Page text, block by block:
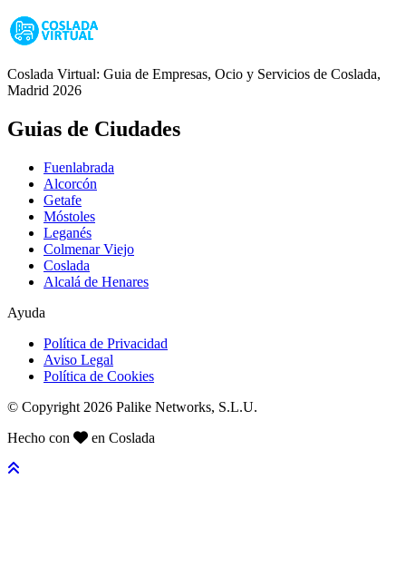
Coslada Virtual: Guia de Empresas, Ocio y Servicios de Coslada,
Madrid 2026
Guias de Ciudades
Fuenlabrada
Alcorcón
Getafe
Móstoles
Leganés
Colmenar Viejo
Coslada
Alcalá de Henares
Ayuda
Política de Privacidad
Aviso Legal
Política de Cookies
© Copyright 2026 Palike Networks, S.L.U.
Hecho con
en Coslada